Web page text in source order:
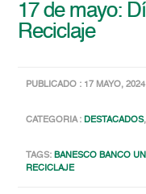
17 de mayo:
Reciclaje
PUBLICADO : 17 MAYO, 2024
CATEGORIA :DESTACADOS,
TAGS:BANESCO BANCO
RECICLAJE